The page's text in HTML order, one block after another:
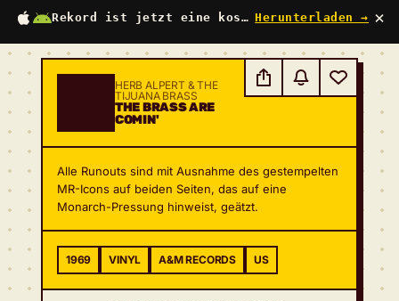
Rekord ist jetzt eine kostenlose App Herunterladen → ×